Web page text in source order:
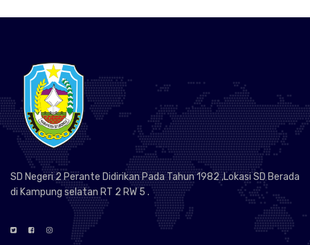
SD Negeri 2 Perante Didirikan Pada Tahun 1982 ,Lokasi SD Berada
di Kampung selatan RT 2 RW 5 .